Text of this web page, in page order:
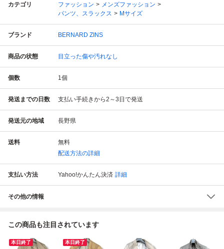
カテゴリ ファッション
メンズファッション
パンツ、スラックス
Mサイズ
ブランド BERNARD ZINS
商品の状態 目立った傷や汚れなし
個数 1個
発送までの日数 支払い手続きから2～3日で発送
発送元の地域 長野県
送料
無料
配送方法の詳細
支払い方法 Yahoo!かんたん決済 詳細
その他の情報
この商品も注目されています
本日終了 本日終了